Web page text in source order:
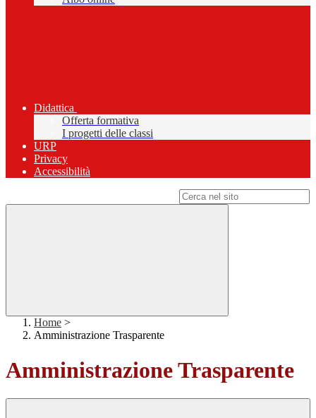
Didattica
Offerta formativa
I progetti delle classi
URP
Privacy
Accessibilità
Home >
Amministrazione Trasparente
Amministrazione Trasparente